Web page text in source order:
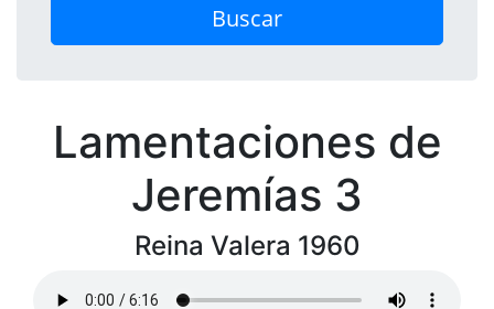
Buscar
Lamentaciones de
Jeremías 3
Reina Valera 1960